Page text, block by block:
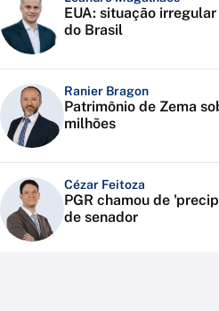
EUA: situação
do Brasil
Ranier Bragon
Patrimônio de Zema
milhões
Cézar Feitoza
PGR chamou de
de senador